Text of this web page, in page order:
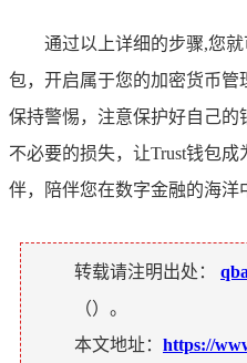
通过以上详细的步骤,您
包，开启属于您的加密货币
保持警惕，注意保护好自己
不必要的损失，让Trust钱包
伴，陪伴您在数字金融的海洋
转载请注明出处：
（）。
本文地址： https://